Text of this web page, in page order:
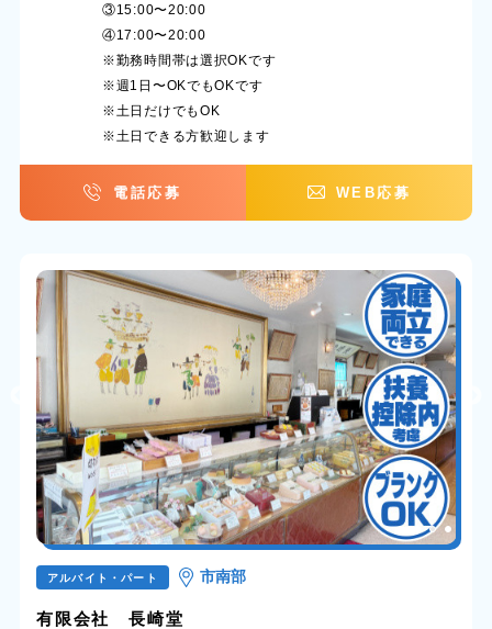
③15:00〜20:00
④17:00〜20:00
※勤務時間帯は選択OKです
※週1日〜OKでもOKです
※土日だけでもOK
※土日できる方歓迎します
電話応募 WEB応募
アルバイト・パート 市南部
有限会社 長崎堂